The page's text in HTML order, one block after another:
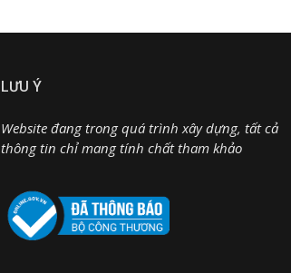
LƯU Ý
Website đang trong quá trình xây dựng, tất cả
thông tin chỉ mang tính chất tham khảo